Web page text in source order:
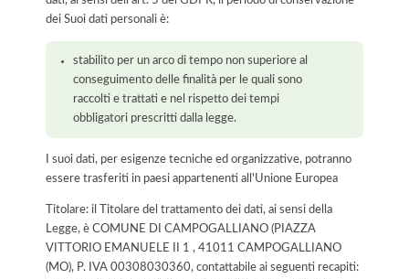
dei Suoi dati personali è:
stabilito per un arco di tempo non superiore al
conseguimento delle finalità per le quali sono
raccolti e trattati e nel rispetto dei tempi
obbligatori prescritti dalla legge.
I suoi dati, per esigenze tecniche ed organizzative, potranno
essere trasferiti in paesi appartenenti all'Unione Europea
Titolare: il Titolare del trattamento dei dati, ai sensi della
Legge, è COMUNE DI CAMPOGALLIANO (PIAZZA
VITTORIO EMANUELE II 1 , 41011 CAMPOGALLIANO
(MO), P. IVA 00308030360, contattabile ai seguenti recapiti: